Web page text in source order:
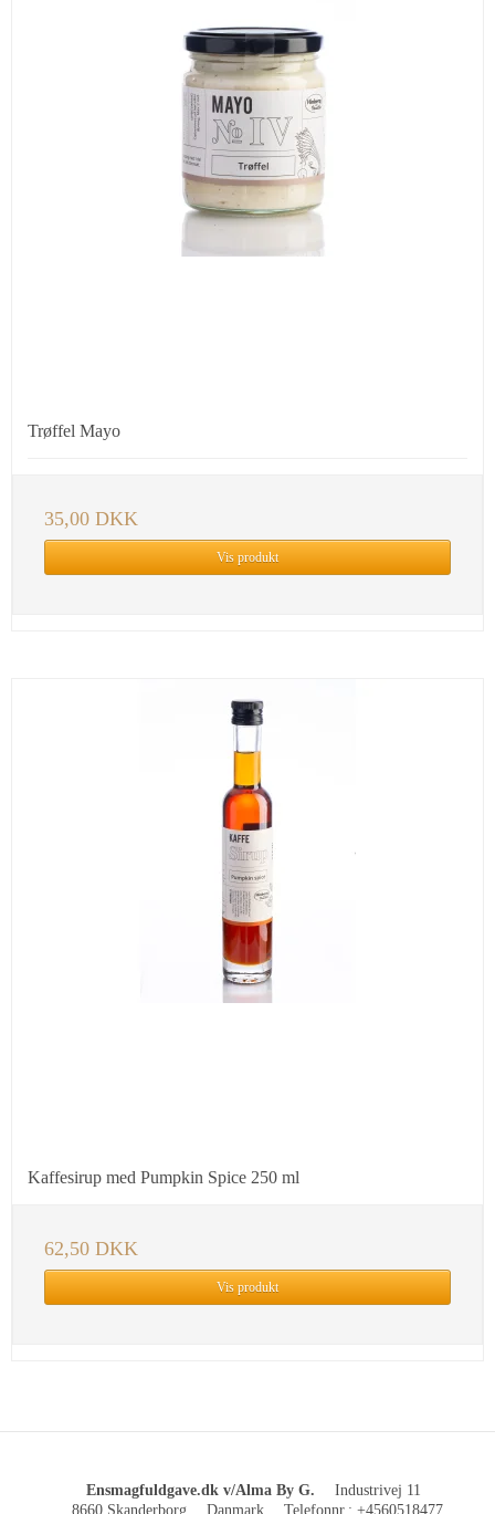
Trøffel Mayo
35,00 DKK
Vis produkt
Kaffesirup med Pumpkin Spice 250 ml
62,50 DKK
Vis produkt
Ensmagfuldgave.dk v/Alma By G.
Industrivej 11
8660 Skanderborg
Danmark Telefonnr. : +4560518477